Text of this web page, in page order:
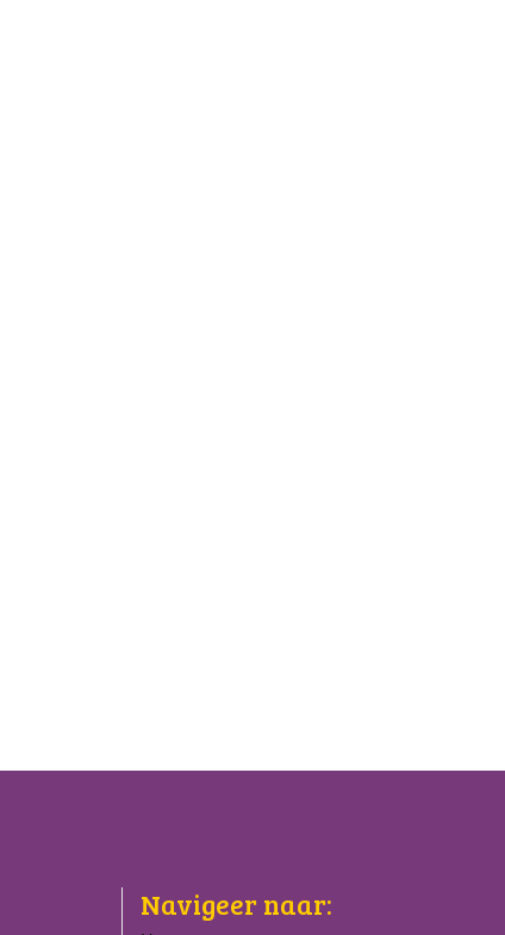
Navigeer naar: